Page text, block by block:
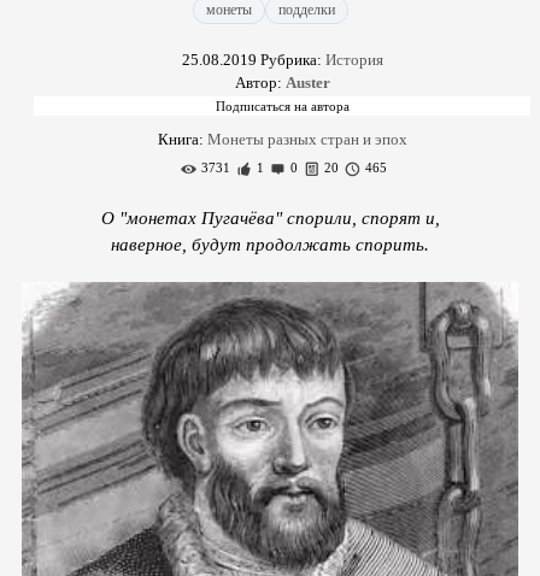
монеты
подделки
25.08.2019 Рубрика: История
Автор: Auster
Книга: Монеты разных стран и эпох
3731 1 0 20 465
О "монетах Пугачёва" спорили, спорят и,
наверное, будут продолжать спорить.